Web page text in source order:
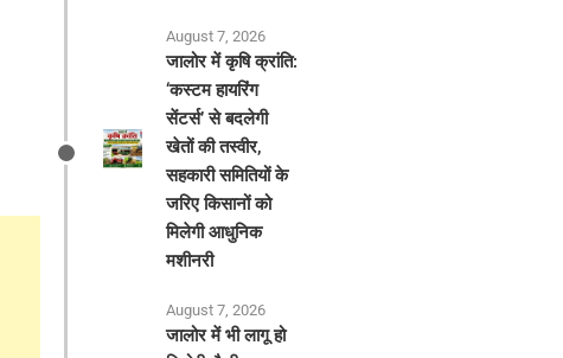
August 7, 2026
​जालोर में कृषि क्रांति:
‘कस्टम हायरिंग
सेंटर्स’ से बदलेगी
खेतों की तस्वीर,
सहकारी समितियों के
जरिए किसानों को
मिलेगी आधुनिक
मशीनरी
August 7, 2026
जालोर में भी लागू हो